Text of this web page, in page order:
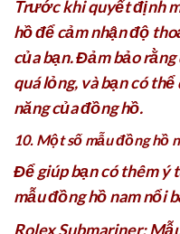
Trước khi quyết định
hồ để cảm nhận độ
của bạn. Đảm bảo
quá lỏng, và bạn có
năng của đồng hồ.
10. Một số mẫu đồng hồ
Để giúp bạn có thêm
mẫu đồng hồ nam nổi
Rolex Submariner: